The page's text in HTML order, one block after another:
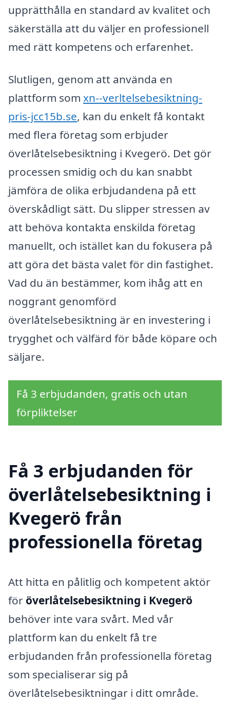
upprätthålla en standard av kvalitet och
säkerställa att du väljer en professionell
med rätt kompetens och erfarenhet.
Slutligen, genom att använda en
plattform som xn--verltelsebesiktning-
pris-jcc15b.se, kan du enkelt få kontakt
med flera företag som erbjuder
överlåtelsebesiktning i Kvegerö. Det gör
processen smidig och du kan snabbt
jämföra de olika erbjudandena på ett
överskådligt sätt. Du slipper stressen av
att behöva kontakta enskilda företag
manuellt, och istället kan du fokusera på
att göra det bästa valet för din fastighet.
Vad du än bestämmer, kom ihåg att en
noggrant genomförd
överlåtelsebesiktning är en investering i
trygghet och välfärd för både köpare och
säljare.
Få 3 erbjudanden, gratis och utan
förpliktelser
Få 3 erbjudanden för
överlåtelsebesiktning i
Kvegerö från
professionella företag
Att hitta en pålitlig och kompetent aktör
för överlåtelsebesiktning i Kvegerö
behöver inte vara svårt. Med vår
plattform kan du enkelt få tre
erbjudanden från professionella företag
som specialiserar sig på
överlåtelsebesiktningar i ditt område.